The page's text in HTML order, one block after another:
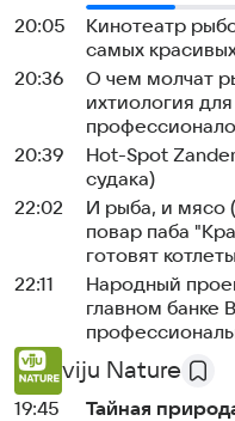
20:05
Кинотеатр
самых
20:36
О чем молчат
ихтиология
20:39
Hot-Spot
судака)
22:02
И рыба, и мясо
повар паба
готовят
22:11
Народный
главном банке
viju Nature
19:45
Тайная